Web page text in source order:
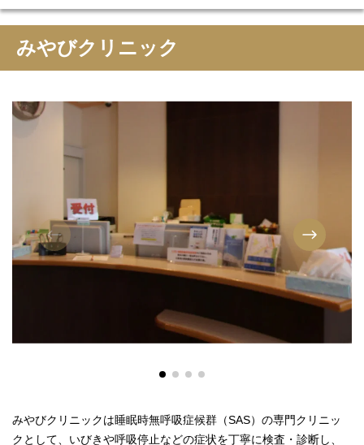
みやびクリニック
みやびクリニックは睡眠時無呼吸症候群（SAS）の専門クリニッ
クとして、いびきや呼吸停止などの症状を丁寧に検査・診断し、